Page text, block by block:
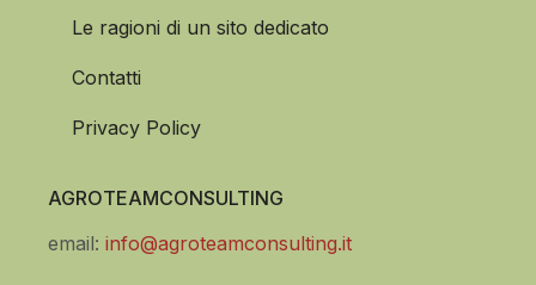
Le ragioni di un sito dedicato
Contatti
Privacy Policy
AGROTEAMCONSULTING
email: info@agroteamconsulting.it